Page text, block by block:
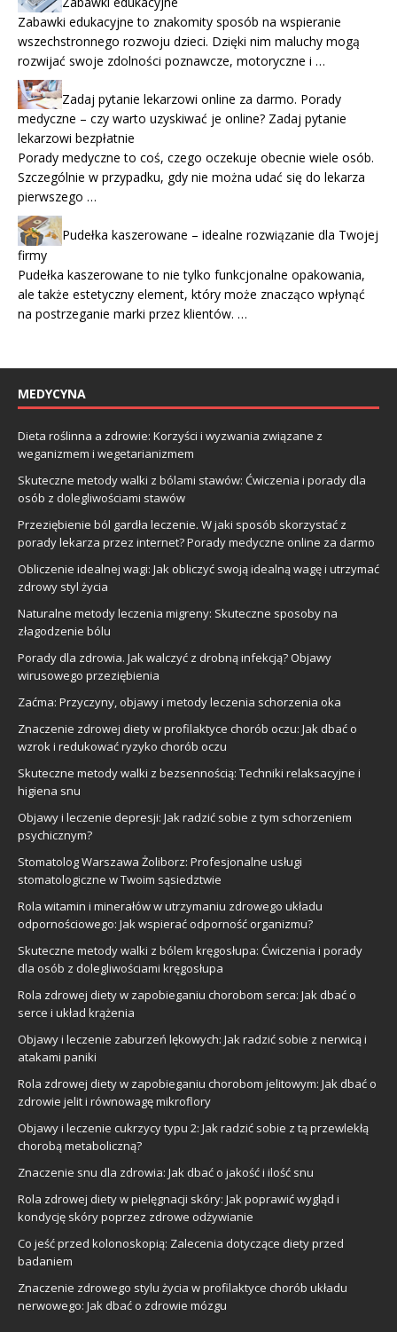
Zabawki edukacyjne to znakomity sposób na wspieranie
wszechstronnego rozwoju dzieci. Dzięki nim maluchy mogą
rozwijać swoje zdolności poznawcze, motoryczne i …
Zadaj pytanie lekarzowi online za darmo. Porady
medyczne – czy warto uzyskiwać je online? Zadaj pytanie
lekarzowi bezpłatnie
Porady medyczne to coś, czego oczekuje obecnie wiele osób.
Szczególnie w przypadku, gdy nie można udać się do lekarza
pierwszego …
Pudełka kaszerowane – idealne rozwiązanie dla Twojej
firmy
Pudełka kaszerowane to nie tylko funkcjonalne opakowania,
ale także estetyczny element, który może znacząco wpłynąć
na postrzeganie marki przez klientów. …
MEDYCYNA
Dieta roślinna a zdrowie: Korzyści i wyzwania związane z
weganizmem i wegetarianizmem
Skuteczne metody walki z bólami stawów: Ćwiczenia i porady dla
osób z dolegliwościami stawów
Przeziębienie ból gardła leczenie. W jaki sposób skorzystać z
porady lekarza przez internet? Porady medyczne online za darmo
Obliczenie idealnej wagi: Jak obliczyć swoją idealną wagę i utrzymać
zdrowy styl życia
Naturalne metody leczenia migreny: Skuteczne sposoby na
złagodzenie bólu
Porady dla zdrowia. Jak walczyć z drobną infekcją? Objawy
wirusowego przeziębienia
Zaćma: Przyczyny, objawy i metody leczenia schorzenia oka
Znaczenie zdrowej diety w profilaktyce chorób oczu: Jak dbać o
wzrok i redukować ryzyko chorób oczu
Skuteczne metody walki z bezsennością: Techniki relaksacyjne i
higiena snu
Objawy i leczenie depresji: Jak radzić sobie z tym schorzeniem
psychicznym?
Stomatolog Warszawa Żoliborz: Profesjonalne usługi
stomatologiczne w Twoim sąsiedztwie
Rola witamin i minerałów w utrzymaniu zdrowego układu
odpornościowego: Jak wspierać odporność organizmu?
Skuteczne metody walki z bólem kręgosłupa: Ćwiczenia i porady
dla osób z dolegliwościami kręgosłupa
Rola zdrowej diety w zapobieganiu chorobom serca: Jak dbać o
serce i układ krążenia
Objawy i leczenie zaburzeń lękowych: Jak radzić sobie z nerwicą i
atakami paniki
Rola zdrowej diety w zapobieganiu chorobom jelitowym: Jak dbać o
zdrowie jelit i równowagę mikroflory
Objawy i leczenie cukrzycy typu 2: Jak radzić sobie z tą przewlekłą
chorobą metaboliczną?
Znaczenie snu dla zdrowia: Jak dbać o jakość i ilość snu
Rola zdrowej diety w pielęgnacji skóry: Jak poprawić wygląd i
kondycję skóry poprzez zdrowe odżywianie
Co jeść przed kolonoskopią: Zalecenia dotyczące diety przed
badaniem
Znaczenie zdrowego stylu życia w profilaktyce chorób układu
nerwowego: Jak dbać o zdrowie mózgu